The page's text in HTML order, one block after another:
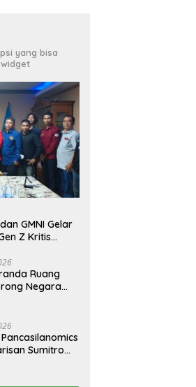
yang bisa
GMNI Gelar
Z Kritis
Ruang
Negara
Sumitro